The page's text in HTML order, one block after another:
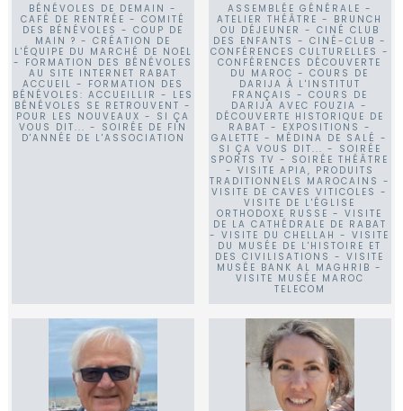
BÉNÉVOLES DE DEMAIN -
CAFÉ DE RENTRÉE - COMITÉ
DES BÉNÉVOLES - COUP DE
MAIN ? - CRÉATION DE
L'ÉQUIPE DU MARCHÉ DE NOËL
- FORMATION DES BÉNÉVOLES
AU SITE INTERNET RABAT
ACCUEIL - FORMATION DES
BÉNÉVOLES: ACCUEILLIR - LES
BÉNÉVOLES SE RETROUVENT -
POUR LES NOUVEAUX - SI ÇA
VOUS DIT... - SOIRÉE DE FIN
D'ANNÉE DE L'ASSOCIATION
ASSEMBLÉE GÉNÉRALE -
ATELIER THÉÂTRE - BRUNCH
OU DÉJEUNER - CINÉ CLUB
DES ENFANTS - CINÉ-CLUB -
CONFÉRENCES CULTURELLES -
CONFÉRENCES DÉCOUVERTE
DU MAROC - COURS DE
DARIJA À L'INSTITUT
FRANÇAIS - COURS DE
DARIJA AVEC FOUZIA -
DÉCOUVERTE HISTORIQUE DE
RABAT - EXPOSITIONS -
GALETTE - MÉDINA DE SALÉ -
SI ÇA VOUS DIT... - SOIRÉE
SPORTS TV - SOIRÉE THÉÂTRE
- VISITE APIA, PRODUITS
TRADITIONNELS MAROCAINS -
VISITE DE CAVES VITICOLES -
VISITE DE L'ÉGLISE
ORTHODOXE RUSSE - VISITE
DE LA CATHÉDRALE DE RABAT
- VISITE DU CHELLAH - VISITE
DU MUSÉE DE L'HISTOIRE ET
DES CIVILISATIONS - VISITE
MUSÉE BANK AL MAGHRIB -
VISITE MUSÉE MAROC
TELECOM